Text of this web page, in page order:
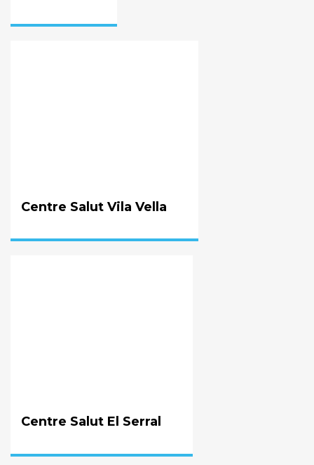
Centre Salut Vila Vella
Centre Salut El Serral